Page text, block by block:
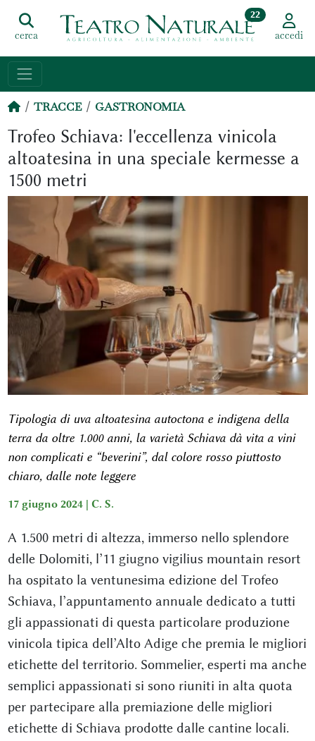
cerca
22
accedi
TRACCE GASTRONOMIA
Trofeo Schiava: l'eccellenza vinicola
altoatesina in una speciale kermesse a
1500 metri
Tipologia di uva altoatesina autoctona e indigena della
terra da oltre 1.000 anni, la varietà Schiava dà vita a vini
non complicati e “beverini”, dal colore rosso piuttosto
chiaro, dalle note leggere
17 giugno 2024 | C. S.
A 1.500 metri di altezza, immerso nello splendore
delle Dolomiti, l’11 giugno vigilius mountain resort
ha ospitato la ventunesima edizione del Trofeo
Schiava, l’appuntamento annuale dedicato a tutti
gli appassionati di questa particolare produzione
vinicola tipica dell’Alto Adige che premia le migliori
etichette del territorio. Sommelier, esperti ma anche
semplici appassionati si sono riuniti in alta quota
per partecipare alla premiazione delle migliori
etichette di Schiava prodotte dalle cantine locali.